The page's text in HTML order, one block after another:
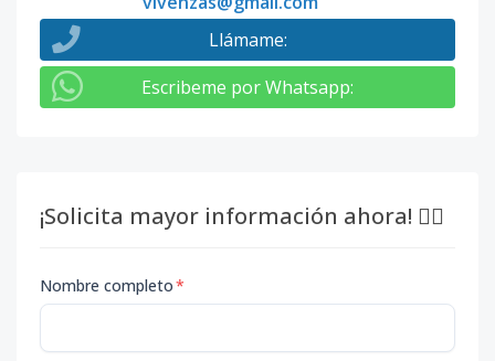
Llámame:
Escribeme por Whatsapp:
¡Solicita mayor información ahora! 👇🏽
Nombre completo*